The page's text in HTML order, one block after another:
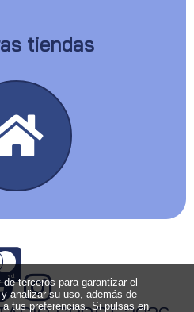
tiendas
terceros para garantizar el
analizar su uso, además de
tus preferencias. Si pulsas en